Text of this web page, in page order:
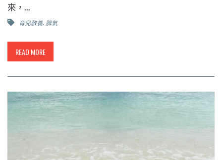
來，...
育兒教養, 脾氣
READ MORE